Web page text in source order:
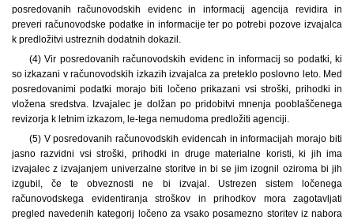
posredovanih računovodskih evidenc in informacij agencija revidira in
preveri računovodske podatke in informacije ter po potrebi pozove izvajalca
k predložitvi ustreznih dodatnih dokazil.
(4) Vir posredovanih računovodskih evidenc in informacij so podatki, ki
so izkazani v računovodskih izkazih izvajalca za preteklo poslovno leto. Med
posredovanimi podatki morajo biti ločeno prikazani vsi stroški, prihodki in
vložena sredstva. Izvajalec je dolžan po pridobitvi mnenja pooblaščenega
revizorja k letnim izkazom, le-tega nemudoma predložiti agenciji.
(5) V posredovanih računovodskih evidencah in informacijah morajo biti
jasno razvidni vsi stroški, prihodki in druge materialne koristi, ki jih ima
izvajalec z izvajanjem univerzalne storitve in bi se jim izognil oziroma bi jih
izgubil, če te obveznosti ne bi izvajal. Ustrezen sistem ločenega
računovodskega evidentiranja stroškov in prihodkov mora zagotavljati
pregled navedenih kategorij ločeno za vsako posamezno storitev iz nabora